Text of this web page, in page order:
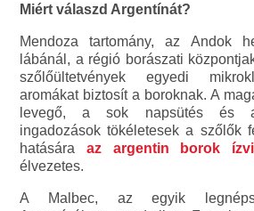
Miért válaszd Argentínát?
Mendoza tartomány, az Andok
lábánál, a régió borászati
szőlőültetvények egyedi
aromákat biztosít a boroknak. A
levegő, a sok napsütés és a
ingadozások tökéletesek a szőlők
hatására az argentin borok
élvezetes.
A Malbec, az egyik